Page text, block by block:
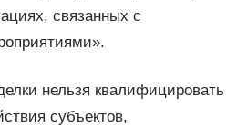
связанных с
нельзя квалифицировать
субъектов,